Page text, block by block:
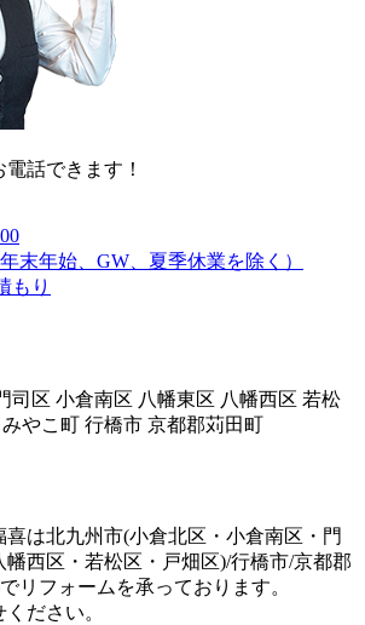
話できます！
末年始、GW、夏季休業を除く）
もり
喜は北九州市(小倉北区 ・ 小倉南区 ・ 門
幡西区 ・ 若松区 ・ 戸畑区)/行橋市/京都郡
リフォームを承っております。
ださい。